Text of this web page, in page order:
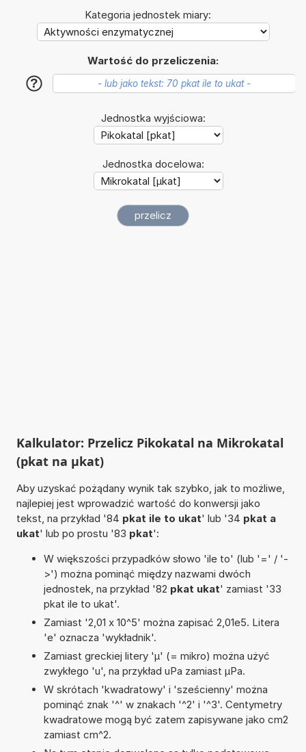
Kategoria jednostek miary:
Wartość do przeliczenia:
?
Jednostka wyjściowa:
Jednostka docelowa:
Kalkulator: Przelicz Pikokatal na Mikrokatal
(pkat na µkat)
Aby uzyskać pożądany wynik tak szybko, jak to możliwe,
najlepiej jest wprowadzić wartość do konwersji jako
tekst, na przykład '84 pkat ile to ukat' lub '34 pkat a
ukat' lub po prostu '83 pkat':
W większości przypadków słowo 'ile to' (lub '=' / '-
>') można pominąć między nazwami dwóch
jednostek, na przykład '82 pkat ukat' zamiast '33
pkat ile to ukat'.
Zamiast '2,01 x 10^5' można zapisać 2,01e5. Litera
'e' oznacza 'wykładnik'.
Zamiast greckiej litery 'µ' (= mikro) można użyć
zwykłego 'u', na przykład uPa zamiast µPa.
W skrótach 'kwadratowy' i 'sześcienny' można
pominąć znak '^' w znakach '^2' i '^3'. Centymetry
kwadratowe mogą być zatem zapisywane jako cm2
zamiast cm^2.